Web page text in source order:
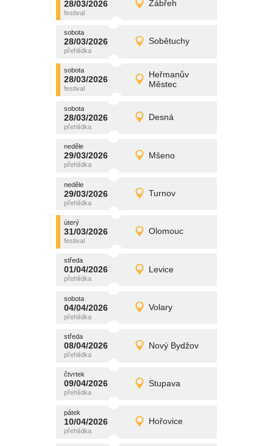
28/03/2026 Zábřeh
sobota
28/03/2026 Detail
sobota
28/03/2026 Sobětuchy
sobota
28/03/2026 Detail
promítání
sobota
28/03/2026
Heřmanův
Městec
sobota
28/03/2026 Detail
promítání
sobota
28/03/2026 Desná
sobota
28/03/2026 Detail
promítání
neděle
29/03/2026 Mšeno
neděle
29/03/2026 Detail
promítání
neděle
29/03/2026 Turnov
neděle
29/03/2026 Detail
promítání
úterý
31/03/2026 Olomouc
úterý
31/03/2026 Detail
promítání
středa
01/04/2026 Levice
středa
01/04/2026 Detail
promítání
sobota
04/04/2026 Volary
sobota
04/04/2026 Detail
promítání
středa
08/04/2026 Nový Bydžov
středa
08/04/2026 Detail
promítání
čtvrtek
09/04/2026 Stupava
čtvrtek
09/04/2026 Detail
promítání
pátek
10/04/2026 Hořovice
pátek
10/04/2026 Detail
promítání